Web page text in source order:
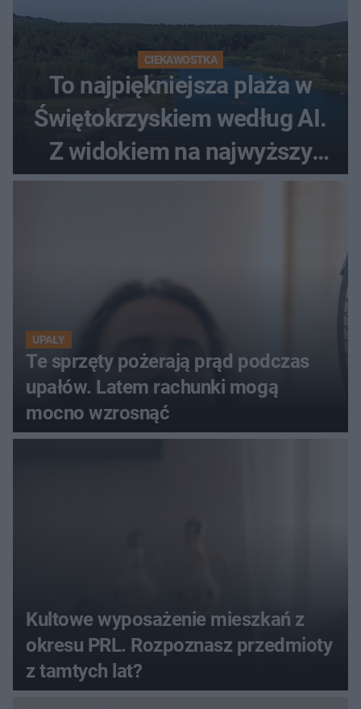
CIEKAWOSTKA
To najpiękniejsza plaża w
Świętokrzyskiem według AI.
Z widokiem na najwyższy
szczyt Gór Świętokrzyskich
UPAŁY
Te sprzęty pożerają prąd podczas
upałów. Latem rachunki mogą
mocno wzrosnąć
Kultowe wyposażenie mieszkań z
okresu PRL. Rozpoznasz przedmioty
z tamtych lat?